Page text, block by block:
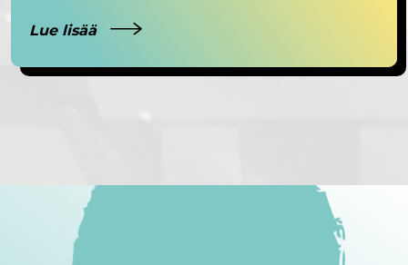
Lue lisää